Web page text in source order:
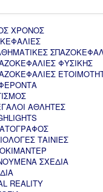
ΧΡΟΝΟΣ
ΦΥΣΙΚΗΣ
ΑΘΛΗΤΕΣ
ΤΑΙΝΙΕΣ
ΣΧΕΔΙΑ
REALITY